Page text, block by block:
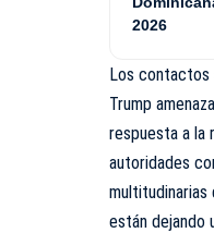
2026
Los contactos
Trump
respuesta a la
autoridades
multitudinarias
están dejando